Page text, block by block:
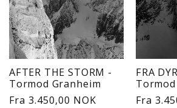
AFTER THE STORM -
Tormod Granheim
Vanlig
Fra 3.450,00 NOK
FRA
Vanlig
Fra